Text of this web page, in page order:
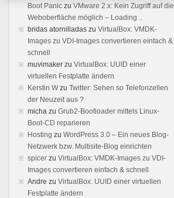
Boot Panic zu VMware 2.x: Kein Zugriff auf die
Weboberfläche möglich – Loading ..
bridas atornilladas zu VirtualBox: VMDK-
Images zu VDI-Images convertieren einfach &
schnell
muvimaker zu VirtualBox: UUID einer
virtuellen Festplatte ändern
Kerstin Wzu Twitter: Sehen so Telefonzellen
der Neuzeit aus ?
micha zu Grub2-Bootloader mittels Linux-
Boot-CD reparieren
Hosting zu WordPress 3.0 – Ein neues Blog-
Netzwerk bzw. Multisite-Blog einrichten
spicer zu VirtualBox: VMDK-Images zu VDI-
Images convertieren einfach & schnell
Andre zu VirtualBox: UUID einer virtuellen
Festplatte ändern